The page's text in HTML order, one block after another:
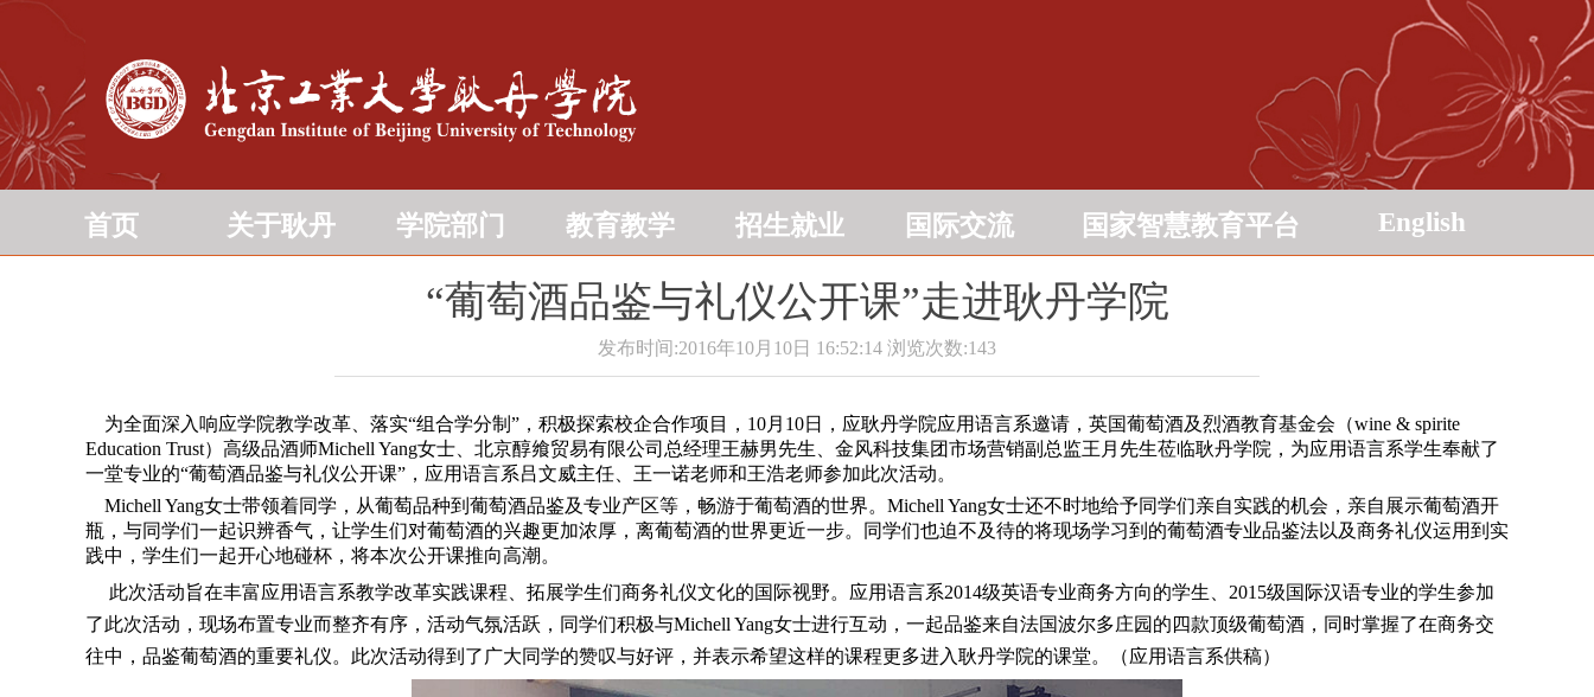
首页 关于耿丹 学院部门 教育教学 招生就业 国际交流 国家智慧教育平台 English
“葡萄酒品鉴与礼仪公开课”走进耿丹学院
发布时间:2016年10月10日 16:52:14 浏览次数:143
为全面深入响应学院教学改革、落实“组合学分制”，积极探索校企合作项目，10月10日，应耿丹学院应用语言系邀请，英国葡萄酒及烈酒教育基金会（wine & spirite
Education Trust）高级品酒师Michell Yang女士、北京醇飨贸易有限公司总经理王赫男先生、金风科技集团市场营销副总监王月先生莅临耿丹学院，为应用语言系学生奉献了
一堂专业的“葡萄酒品鉴与礼仪公开课”，应用语言系吕文威主任、王一诺老师和王浩老师参加此次活动。
Michell Yang女士带领着同学，从葡萄品种到葡萄酒品鉴及专业产区等，畅游于葡萄酒的世界。Michell Yang女士还不时地给予同学们亲自实践的机会，亲自展示葡萄酒开
瓶，与同学们一起识辨香气，让学生们对葡萄酒的兴趣更加浓厚，离葡萄酒的世界更近一步。同学们也迫不及待的将现场学习到的葡萄酒专业品鉴法以及商务礼仪运用到实
践中，学生们一起开心地碰杯，将本次公开课推向高潮。
此次活动旨在丰富应用语言系教学改革实践课程、拓展学生们商务礼仪文化的国际视野。应用语言系2014级英语专业商务方向的学生、2015级国际汉语专业的学生参加
了此次活动，现场布置专业而整齐有序，活动气氛活跃，同学们积极与Michell Yang女士进行互动，一起品鉴来自法国波尔多庄园的四款顶级葡萄酒，同时掌握了在商务交
往中，品鉴葡萄酒的重要礼仪。此次活动得到了广大同学的赞叹与好评，并表示希望这样的课程更多进入耿丹学院的课堂。（应用语言系供稿）